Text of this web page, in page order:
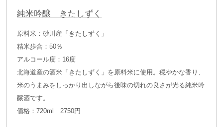
純米吟醸 きたしずく
原料米：砂川産「きたしずく」
精米歩合：50％
アルコール度：16度
北海道産の酒米「きたしずく」を原料米に使用。穏やかな香り、
米のうまみをしっかり出しながら後味の切れの良さが光る純米吟
醸酒です。
価格：720ml 2750円